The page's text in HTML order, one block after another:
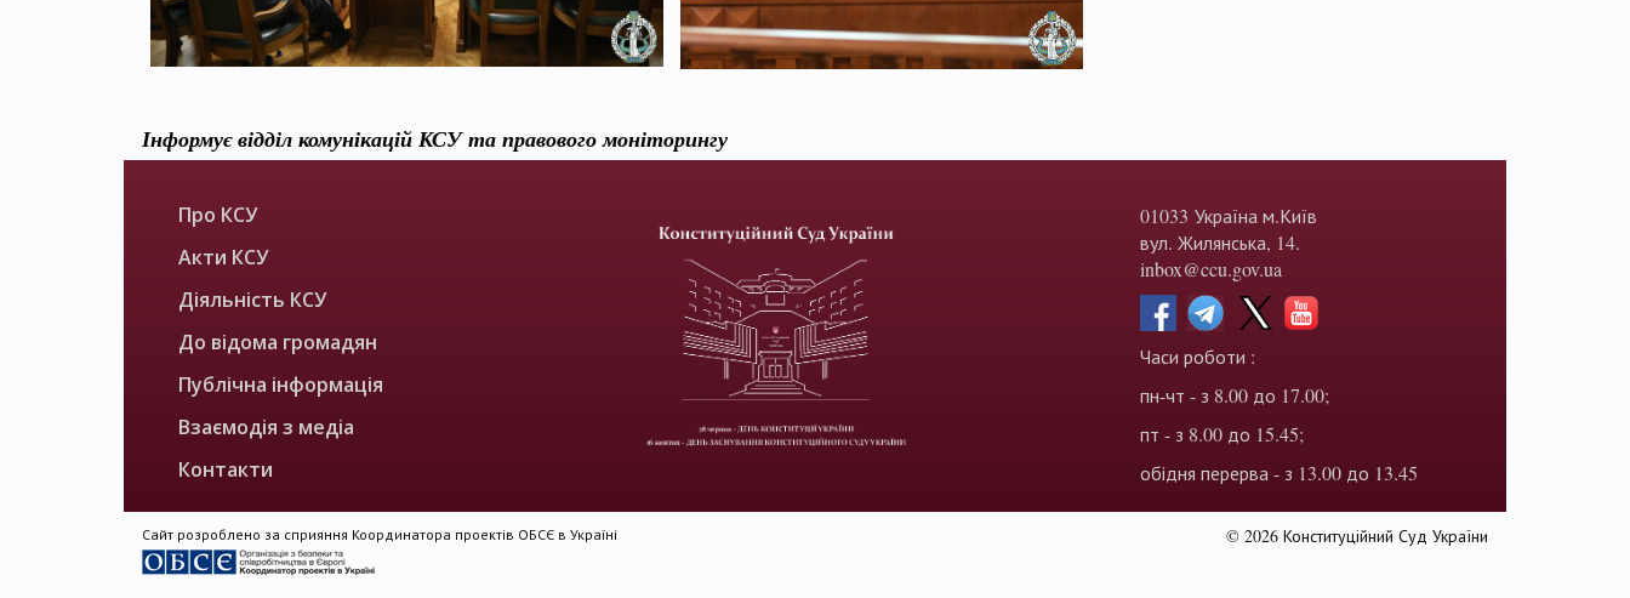
Інформує відділ комунікацій КСУ та правового моніторингу
Про КСУ
Акти КСУ
Діяльність КСУ
До відома громадян
Публічна інформація
Взаємодія з медіа
Контакти
01033 Україна м.Київ
вул. Жилянська, 14.
inbox@ccu.gov.ua
Часи роботи :
пн-чт - з 8.00 до 17.00;
пт - з 8.00 до 15.45;
обідня перерва - з 13.00 до 13.45
Сайт розроблено за сприяння Координатора проектів ОБСЄ в Україні © 2026 Конституційний Суд України